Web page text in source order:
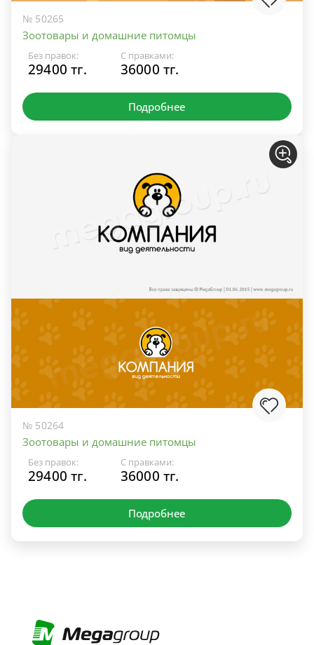
№ 50265
Зоотовары и домашние питомцы
Без правок:
29400 тг.
С правками:
36000 тг.
Подробнее
№ 50264
Зоотовары и домашние питомцы
Без правок:
29400 тг.
С правками:
36000 тг.
Подробнее